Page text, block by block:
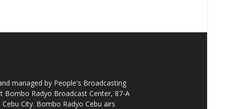
managed by People's Broadcasting
Bombo Radyo Broadcast Center, 87-A
City. Bombo Radyo Cebu airs